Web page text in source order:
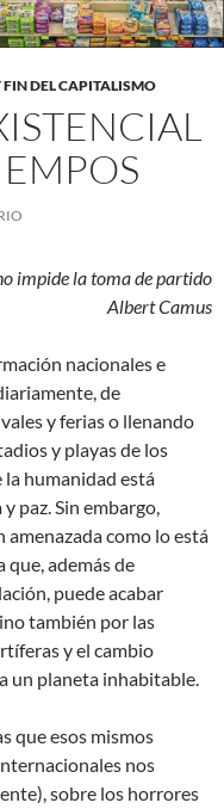
FIN DEL CAPITALISMO
impide la toma de partido
Albert Camus
nacionales e
de
y ferias o llenando
y playas de los
humanidad está
paz. Sin embargo,
amenazada como lo está
que, además de
puede acabar
también por las
y el cambio
un planeta inhabitable.
que esos mismos
nos
sobre los horrores